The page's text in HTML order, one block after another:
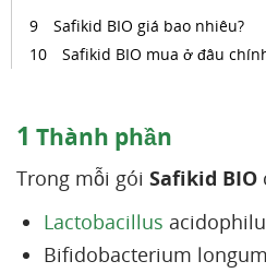
Safikid BIO giá bao nhiêu?
Safikid BIO mua ở đâu
1 Thành phần
Trong mỗi gói Safikid BIO
Lactobacillus
Bifidobacterium